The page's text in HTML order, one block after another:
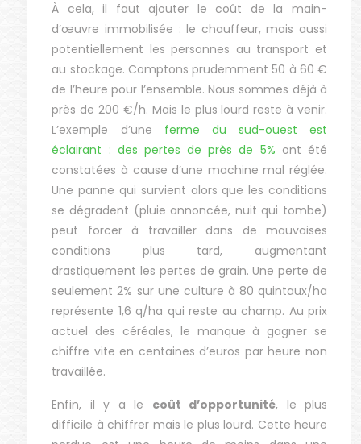
À cela, il faut ajouter le coût de la main-
d’œuvre immobilisée : le chauffeur, mais aussi
potentiellement les personnes au transport et
au stockage. Comptons prudemment 50 à 60 €
de l’heure pour l’ensemble. Nous sommes déjà à
près de 200 €/h. Mais le plus lourd reste à venir.
L’exemple d’une ferme du sud-ouest est
éclairant : des pertes de près de 5% ont été
constatées à cause d’une machine mal réglée.
Une panne qui survient alors que les conditions
se dégradent (pluie annoncée, nuit qui tombe)
peut forcer à travailler dans de mauvaises
conditions plus tard, augmentant
drastiquement les pertes de grain. Une perte de
seulement 2% sur une culture à 80 quintaux/ha
représente 1,6 q/ha qui reste au champ. Au prix
actuel des céréales, le manque à gagner se
chiffre vite en centaines d’euros par heure non
travaillée.
Enfin, il y a le coût d’opportunité, le plus
difficile à chiffrer mais le plus lourd. Cette heure